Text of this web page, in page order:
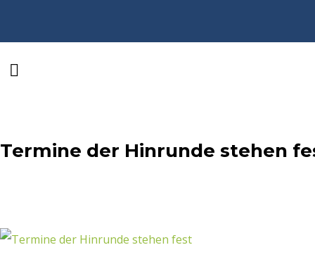
Termine der Hinrunde stehen